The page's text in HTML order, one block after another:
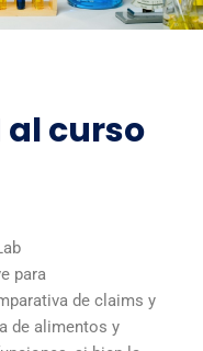
al curso
para
de claims y
de alimentos y